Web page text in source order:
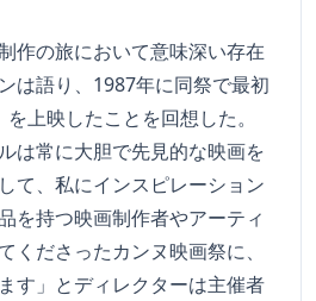
作の旅において意味深い存在
は語り、1987年に同祭で最初
上映したことを回想した。
は常に大胆で先見的な映画を
て、私にインスピレーション
を持つ映画制作者やアーティ
くださったカンヌ映画祭に、
す」とディレクターは主催者